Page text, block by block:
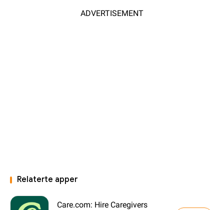
ADVERTISEMENT
Relaterte apper
Care.com: Hire Caregivers